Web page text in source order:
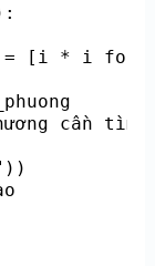
= [i * i
cần tìm